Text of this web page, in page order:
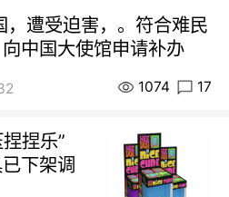
，遭受迫害，。符合难民
中国大使馆申请补办
1074 17
捏乐”
下架调